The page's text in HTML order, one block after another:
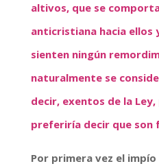
altivos, que se
anticristiana hacia ellos
sienten ningún
naturalmente se
decir, exentos de la
preferiría decir que son
Por primera vez el